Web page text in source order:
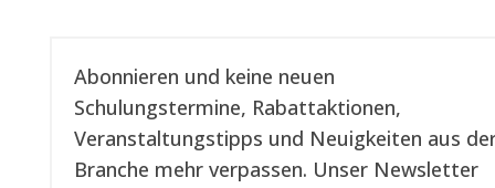
Abonnieren und keine neuen
Schulungstermine, Rabattaktionen,
Veranstaltungstipps und Neuigkeiten aus
Branche mehr verpassen. Unser Newsletter